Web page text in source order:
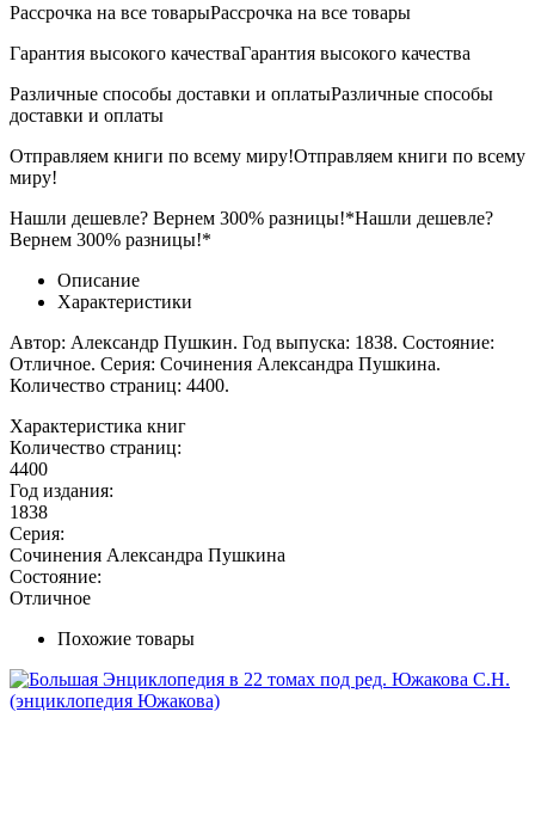
Рассрочка на все товарыРассрочка на все товары
Гарантия высокого качестваГарантия высокого качества
Различные способы доставки и оплатыРазличные способы
доставки и оплаты
Отправляем книги по всему миру!Отправляем книги по всему
миру!
Нашли дешевле? Вернем 300% разницы!*Нашли дешевле?
Вернем 300% разницы!*
Описание
Характеристики
Автор: Александр Пушкин. Год выпуска: 1838. Состояние:
Отличное. Серия: Сочинения Александра Пушкина.
Количество страниц: 4400.
Характеристика книг
Количество страниц:
4400
Год издания:
1838
Серия:
Сочинения Александра Пушкина
Состояние:
Отличное
Похожие товары